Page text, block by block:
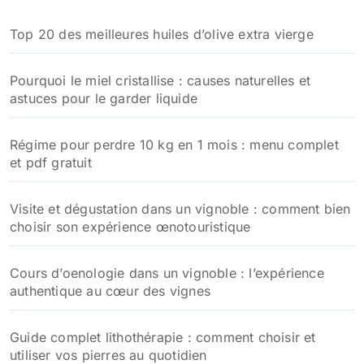
e
r
:
Top 20 des meilleures huiles d’olive extra vierge
Pourquoi le miel cristallise : causes naturelles et
astuces pour le garder liquide
Régime pour perdre 10 kg en 1 mois : menu complet
et pdf gratuit
Visite et dégustation dans un vignoble : comment bien
choisir son expérience œnotouristique
Cours d’oenologie dans un vignoble : l’expérience
authentique au cœur des vignes
Guide complet lithothérapie : comment choisir et
utiliser vos pierres au quotidien